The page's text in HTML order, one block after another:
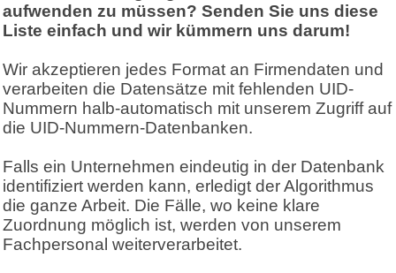
aufwenden zu müssen? Senden Sie uns diese
Liste einfach und wir kümmern uns darum!
Wir akzeptieren jedes Format an Firmendaten und
verarbeiten die Datensätze mit fehlenden UID-
Nummern halb-automatisch mit unserem Zugriff auf
die UID-Nummern-Datenbanken.
Falls ein Unternehmen eindeutig in der Datenbank
identifiziert werden kann, erledigt der Algorithmus
die ganze Arbeit. Die Fälle, wo keine klare
Zuordnung möglich ist, werden von unserem
Fachpersonal weiterverarbeitet.